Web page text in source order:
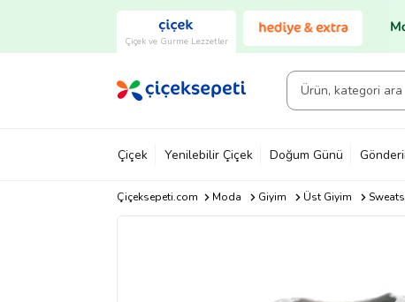
Çiçek ve Gurme Lezzetler
Çiçek Yenilebilir Çiçek Doğum Günü
Çiçeksepeti.com Moda Giyim Üst Giyim